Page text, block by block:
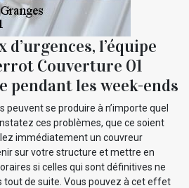
l’équipe
Couverture 01
pendant les week-ends
peuvent se produire à n’importe quel
ces problèmes, que ce soient
immédiatement un couvreur
sur votre structure et mettre en
si celles qui sont définitives ne
tout de suite. Vous pouvez à cet effet